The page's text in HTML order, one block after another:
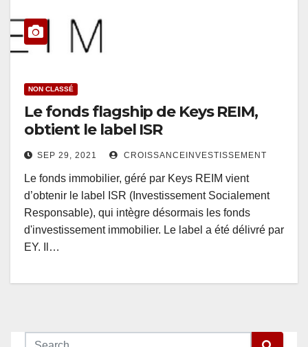
NON CLASSÉ
Le fonds flagship de Keys REIM,
obtient le label ISR
SEP 29, 2021 CROISSANCEINVESTISSEMENT
Le fonds immobilier, géré par Keys REIM vient
d’obtenir le label ISR (Investissement Socialement
Responsable), qui intègre désormais les fonds
d'investissement immobilier. Le label a été délivré par
EY. Il…